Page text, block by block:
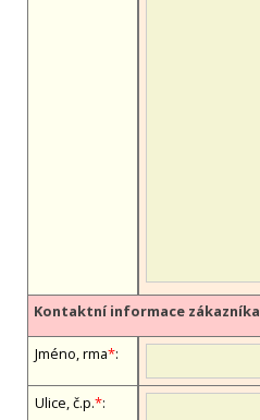
Kontaktní informace zákazníka
Jméno, firma*:
Ulice, č.p.*: